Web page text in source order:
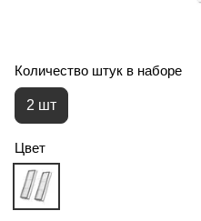
Количество штук в наборе
2 шт
Цвет